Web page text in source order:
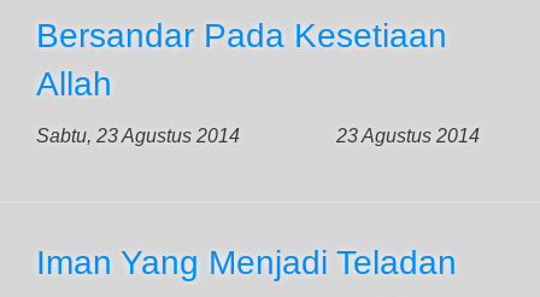
Bersandar Pada Kesetiaan
Allah
Sabtu, 23 Agustus 2014 23 Agustus 2014
Iman Yang Menjadi Teladan